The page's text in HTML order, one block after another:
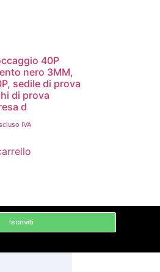
40P
nero 3MM,
sedile di prova
di prova
d
IVA
Iscriviti